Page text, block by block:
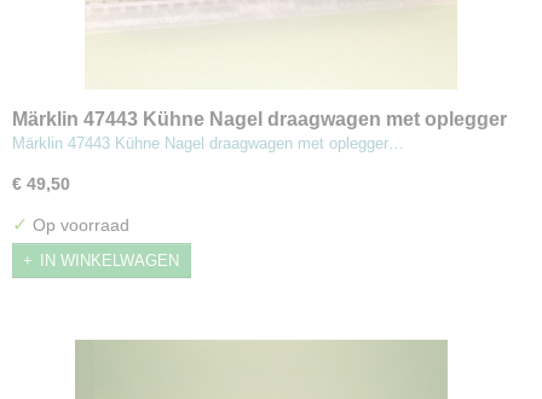
Märklin 47443 Kühne Nagel draagwagen met oplegger
Märklin 47443 Kühne Nagel draagwagen met oplegger…
€ 49,50
✓ Op voorraad
IN WINKELWAGEN